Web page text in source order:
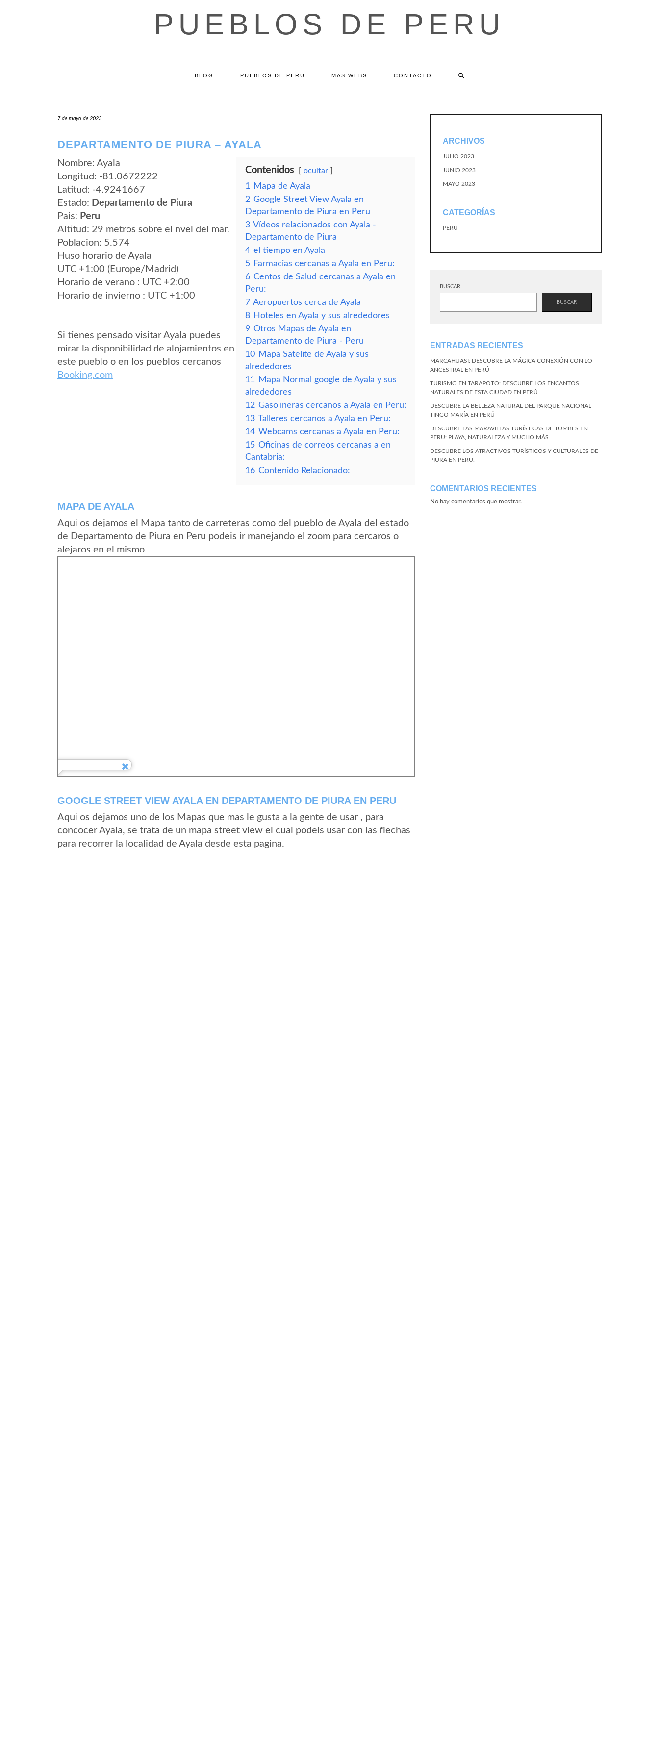
PUEBLOS DE PERU
BLOG PUEBLOS DE PERU MAS WEBS CONTACTO
7 de mayo de 2023
DEPARTAMENTO DE PIURA – AYALA
Nombre: Ayala
Longitud: -81.0672222
Latitud: -4.9241667
Estado: Departamento de Piura
Pais: Peru
Altitud: 29 metros sobre el nvel del mar.
Poblacion: 5.574
Huso horario de Ayala
UTC +1:00 (Europe/Madrid)
Horario de verano : UTC +2:00
Horario de invierno : UTC +1:00
Si tienes pensado visitar Ayala puedes
mirar la disponibilidad de alojamientos en
este pueblo o en los pueblos cercanos
Booking.com
Contenidos ocultar
1
Mapa de Ayala
2 Google Street View Ayala en
Departamento de Piura en Peru
3 Vídeos relacionados con Ayala -
Departamento de Piura
4 el tiempo en Ayala
5 Farmacias cercanas a Ayala en Peru:
6 Centos de Salud cercanas a Ayala en
Peru:
7 Aeropuertos cerca de Ayala
8 Hoteles en Ayala y sus alrededores
9 Otros Mapas de Ayala en
Departamento de Piura - Peru
10 Mapa Satelite de Ayala y sus
alrededores
11
Mapa Normal google de Ayala y sus
alrededores
12 Gasolineras cercanos a Ayala en Peru:
13 Talleres cercanos a Ayala en Peru:
14 Webcams cercanas a Ayala en Peru:
15 Oficinas de correos cercanas a en
Cantabria:
16 Contenido Relacionado:
MAPA DE AYALA
Aqui os dejamos el Mapa tanto de carreteras como del pueblo de Ayala del estado
de Departamento de Piura en Peru podeis ir manejando el zoom para cercaros o
alejaros en el mismo.
GOOGLE STREET VIEW AYALA EN DEPARTAMENTO DE PIURA EN PERU
Aqui os dejamos uno de los Mapas que mas le gusta a la gente de usar , para
concocer Ayala, se trata de un mapa street view el cual podeis usar con las flechas
para recorrer la localidad de Ayala desde esta pagina.
ARCHIVOS
JULIO 2023
JUNIO 2023
MAYO 2023
CATEGORÍAS
PERU
BUSCAR
BUSCAR
ENTRADAS RECIENTES
MARCAHUASI: DESCUBRE LA MÁGICA CONEXIÓN CON LO
ANCESTRAL EN PERÚ
TURISMO EN TARAPOTO: DESCUBRE LOS ENCANTOS
NATURALES DE ESTA CIUDAD EN PERÚ
DESCUBRE LA BELLEZA NATURAL DEL PARQUE NACIONAL
TINGO MARÍA EN PERÚ
DESCUBRE LAS MARAVILLAS TURÍSTICAS DE TUMBES EN
PERU: PLAYA, NATURALEZA Y MUCHO MÁS
DESCUBRE LOS ATRACTIVOS TURÍSTICOS Y CULTURALES DE
PIURA EN PERU.
COMENTARIOS RECIENTES
No hay comentarios que mostrar.